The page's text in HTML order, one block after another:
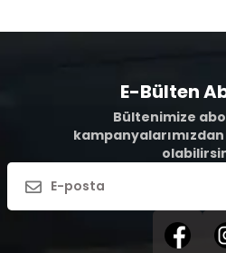
E-Bülten
Bültenimize